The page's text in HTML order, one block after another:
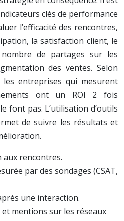
clés de performance
l’efficacité des rencontres,
la satisfaction client, le
de partages sur les
des ventes. Selon
entreprises qui mesurent
ont un ROI 2 fois
font pas. L’utilisation d’outils
de suivre les résultats et
rencontres.
par des sondages (CSAT,
une interaction.
mentions sur les réseaux